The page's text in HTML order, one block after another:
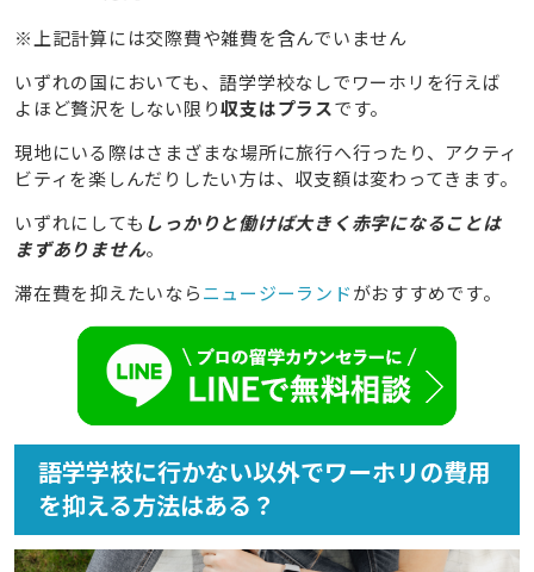
※上記計算には交際費や雑費を含んでいません
いずれの国においても、語学学校なしでワーホリを行えば
よほど贅沢をしない限り収支はプラスです。
現地にいる際はさまざまな場所に旅行へ行ったり、アクティ
ビティを楽しんだりしたい方は、収支額は変わってきます。
いずれにしても しっかりと働けば大きく赤字になることは
まずありません。
滞在費を抑えたいなら ニュージーランド がおすすめです。
語学学校に行かない以外でワーホリの費用
を抑える方法はある？